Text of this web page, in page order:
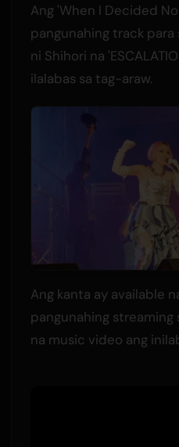
Ang 'When I Decided
pangunahing track
ni Shihori na
ilalabas sa tag-araw.
Ang kanta ay available
pangunahing streaming
na music video ang